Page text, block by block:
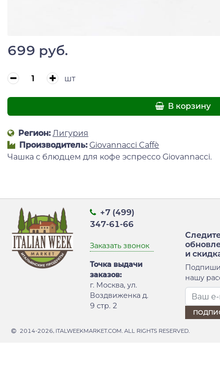
699 руб.
шт
В корзину
Регион: Лигурия
Производитель: Giovannacci Caffè
Чашка с блюдцем для кофе эспрессо Giovannacci.
+7 (499)
347-61-66
Заказать звонок
Точка выдачи
заказов:
г. Москва, ул.
Воздвиженка д.
9 стр. 2
и
нашу
2014-2026, ITALWEEKMARKET.COM. ALL RIGHTS RESERVED.